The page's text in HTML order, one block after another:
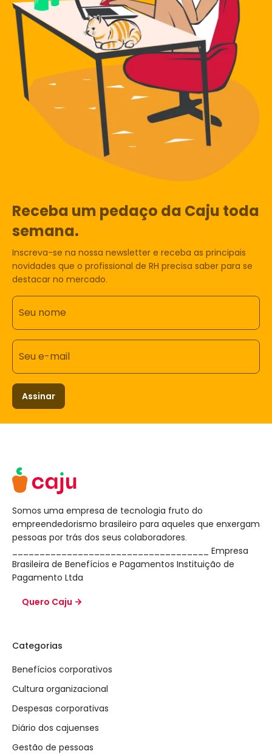
Receba um pedaço da Caju toda
semana.
Inscreva-se na nossa newsletter e receba as principais
novidades que o profissional de RH precisa saber para se
destacar no mercado.
Seu nome
Seu e-mail
Assinar
Somos uma empresa de tecnologia fruto do
empreendedorismo brasileiro para aqueles que enxergam
pessoas por trás dos seus colaboradores.
____________________________________ Empresa
Brasileira de Benefícios e Pagamentos Instituição de
Pagamento Ltda
Quero Caju
Categorias
Benefícios corporativos
Cultura organizacional
Despesas corporativas
Diário dos cajuenses
Gestão de pessoas